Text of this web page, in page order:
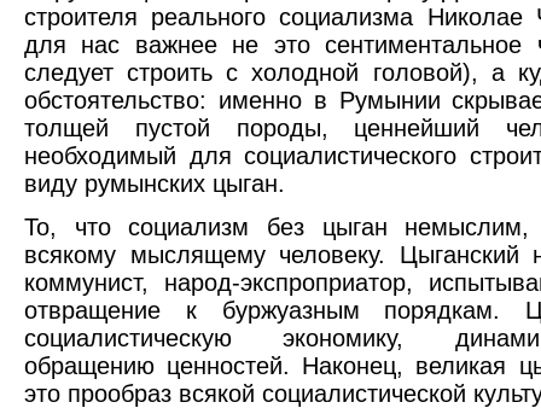
строителя реального социализма
для нас важнее не это сентиментальное
следует строить с холодной головой), а
обстоятельство: именно в Румынии
толщей пустой породы, ценнейший
необходимый для социалистического
виду румынских цыган.
То, что социализм без цыган
всякому мыслящему человеку. Цыганский
коммунист, народ-экспроприатор,
отвращение к буржуазным порядкам.
социалистическую экономику,
обращению ценностей. Наконец, великая
это прообраз всякой социалистической